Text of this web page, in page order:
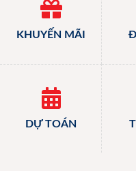
KHUYẾN MÃI
DỰ TOÁN